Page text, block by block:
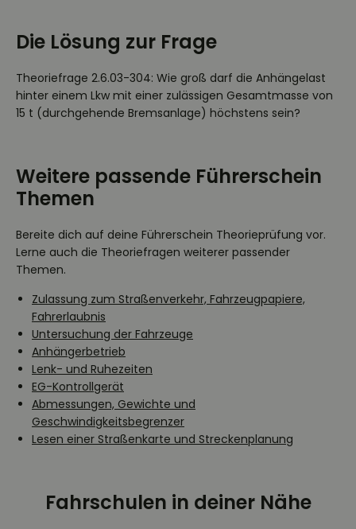
Die Lösung zur Frage
Theoriefrage 2.6.03-304: Wie groß darf die Anhängelast
hinter einem Lkw mit einer zulässigen Gesamtmasse von
15 t (durchgehende Bremsanlage) höchstens sein?
Weitere passende Führerschein
Themen
Bereite dich auf deine Führerschein Theorieprüfung vor.
Lerne auch die Theoriefragen weiterer passender
Themen.
Zulassung zum Straßenverkehr, Fahrzeugpapiere,
Fahrerlaubnis
Untersuchung der Fahrzeuge
Anhängerbetrieb
Lenk- und Ruhezeiten
EG-Kontrollgerät
Abmessungen, Gewichte und
Geschwindigkeitsbegrenzer
Lesen einer Straßenkarte und Streckenplanung
Fahrschulen in deiner Nähe